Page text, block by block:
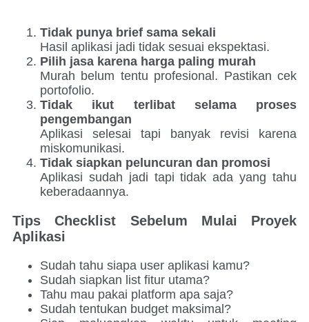
Tidak punya brief sama sekali
Hasil aplikasi jadi tidak sesuai ekspektasi.
Pilih jasa karena harga paling murah
Murah belum tentu profesional. Pastikan cek
portofolio.
Tidak ikut terlibat selama proses
pengembangan
Aplikasi selesai tapi banyak revisi karena
miskomunikasi.
Tidak siapkan peluncuran dan promosi
Aplikasi sudah jadi tapi tidak ada yang tahu
keberadaannya.
Tips Checklist Sebelum Mulai Proyek
Aplikasi
Sudah tahu siapa user aplikasi kamu?
Sudah siapkan list fitur utama?
Tahu mau pakai platform apa saja?
Sudah tentukan budget maksimal?